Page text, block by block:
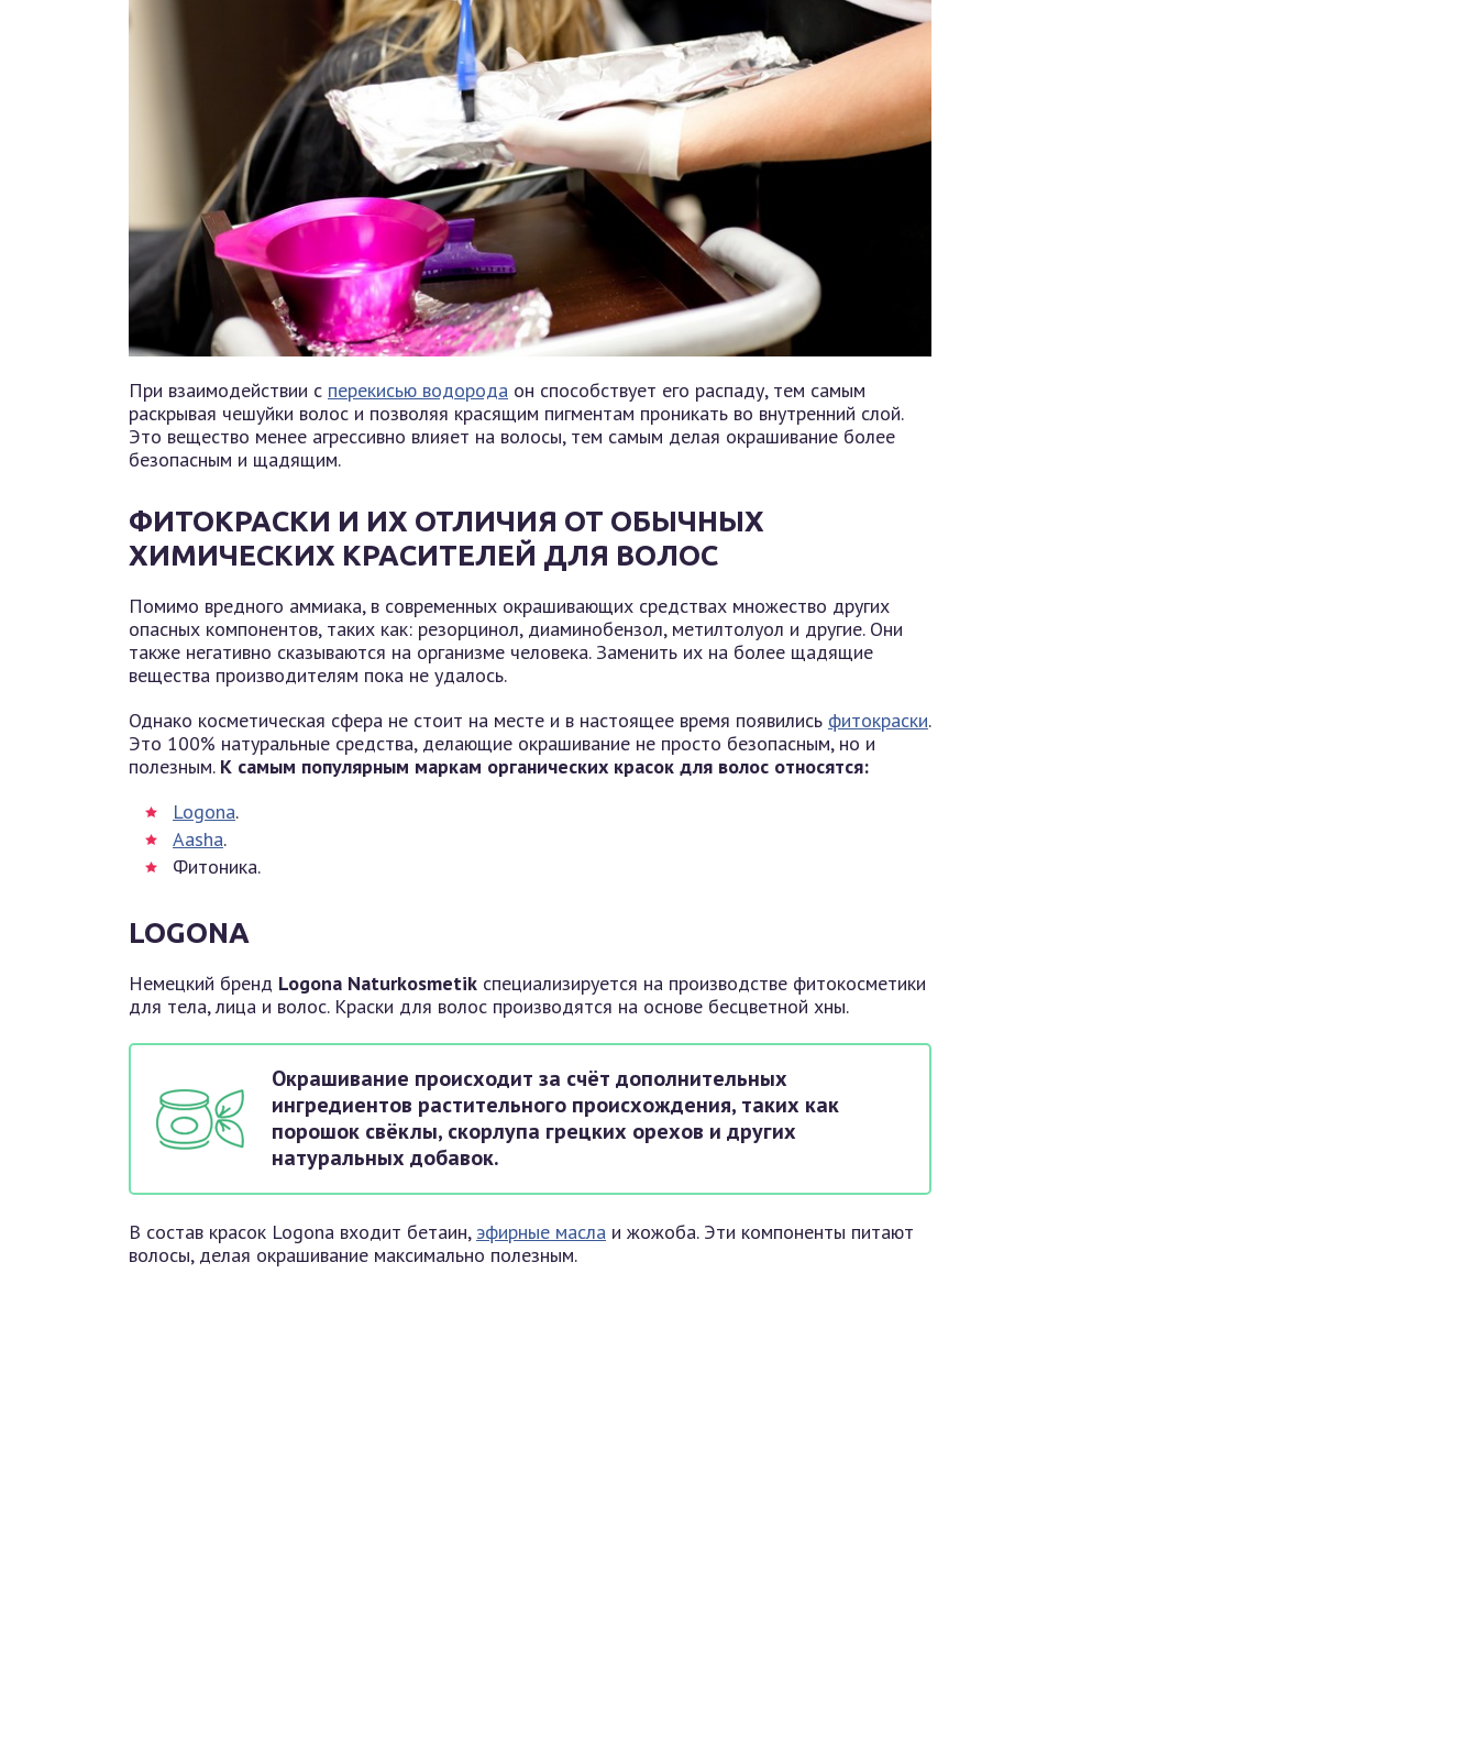
При взаимодействии с перекисью водорода он способствует его распаду, тем самым
раскрывая чешуйки волос и позволяя красящим пигментам проникать во внутренний слой.
Это вещество менее агрессивно влияет на волосы, тем самым делая окрашивание более
безопасным и щадящим.
ФИТОКРАСКИ И ИХ ОТЛИЧИЯ ОТ ОБЫЧНЫХ
ХИМИЧЕСКИХ КРАСИТЕЛЕЙ ДЛЯ ВОЛОС
Помимо вредного аммиака, в современных окрашивающих средствах множество других
опасных компонентов, таких как: резорцинол, диаминобензол, метилтолуол и другие. Они
также негативно сказываются на организме человека. Заменить их на более щадящие
вещества производителям пока не удалось.
Однако косметическая сфера не стоит на месте и в настоящее время появились фитокраски.
Это 100% натуральные средства, делающие окрашивание не просто безопасным, но и
полезным. К самым популярным маркам органических красок для волос относятся:
Logona.
Aasha.
Фитоника.
LOGONA
Немецкий бренд Logona Naturkosmetik специализируется на производстве фитокосметики
для тела, лица и волос. Краски для волос производятся на основе бесцветной хны.
Окрашивание происходит за счёт дополнительных
ингредиентов растительного происхождения, таких как
порошок свёклы, скорлупа грецких орехов и других
натуральных добавок.
В состав красок Logona входит бетаин, эфирные масла и жожоба. Эти компоненты питают
волосы, делая окрашивание максимально полезным.